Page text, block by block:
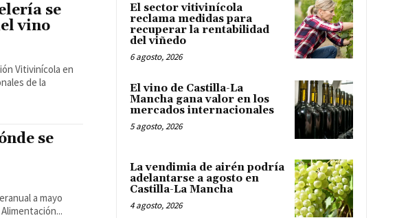
se
vino
Vitivinícola en
se
a mayo
Alimentación...
El sector vitivinícola
reclama medidas para
recuperar la rentabilidad
del viñedo
6 agosto, 2026
El vino de Castilla-La
Mancha gana valor en los
mercados internacionales
5 agosto, 2026
La vendimia de airén podría
adelantarse a agosto en
Castilla-La Mancha
4 agosto, 2026